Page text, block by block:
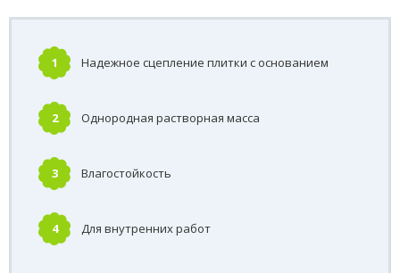
1 Надежное сцепление плитки с основанием
2 Однородная растворная масса
3 Влагостойкость
4 Для внутренних работ